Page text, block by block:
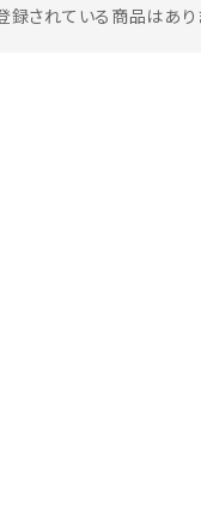
録されている商品はあり